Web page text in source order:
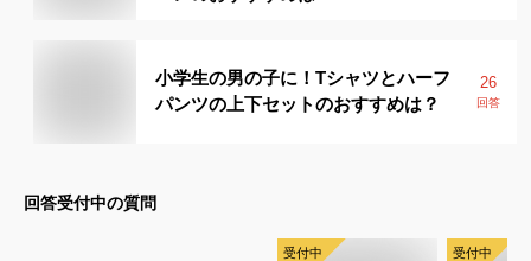
小学生の男の子に！Tシャツとハーフ
パンツの上下セットのおすすめは？
26
回答
回答受付中の質問
受付中 受付中